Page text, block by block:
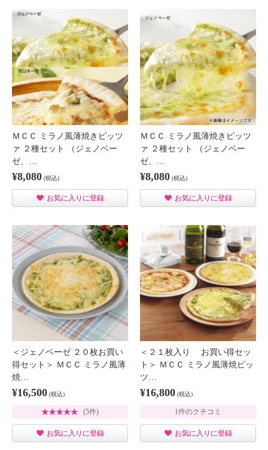
ＭＣＣ ミラノ風薄焼きピッツ
ァ ２種セット （ジェノベー
ゼ、…
¥8,080 (税込)
お気に入りに登録
ＭＣＣ ミラノ風薄焼きピッツ
ァ ２種セット （ジェノベー
ゼ、…
¥8,080 (税込)
お気に入りに登録
＜ジェノベーゼ ２０枚お買い
得セット＞ ＭＣＣ ミラノ風薄
焼…
¥16,500 (税込)
(5件)
お気に入りに登録
＜２１枚入り お買い得セッ
ト＞ ＭＣＣ ミラノ風薄焼ピッ
ツ…
¥16,800 (税込)
1件のクチコミ
お気に入りに登録